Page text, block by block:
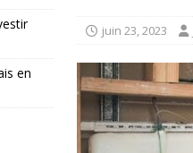
juin 23, 2023
en